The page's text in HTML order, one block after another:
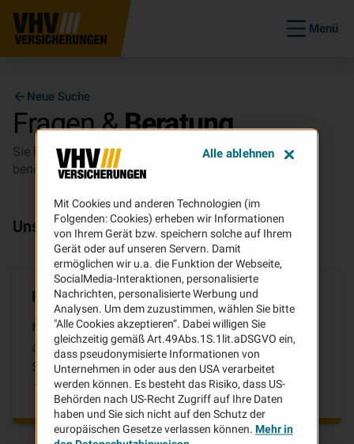
Menü
Neue Suche
Fragen &Beratung
Sie haben Fragen zu unseren Versicherungen oder
benötigen Beratung?
Unsere Services für Sie
Produktseiten auf vhv.de
Nutzen Sie unsere umfangreichen FAQ-Sammlung
auf vhv.de, um sich über unsere Produkte und
Services zu informieren.
FAQ-Center auf vhv.de
Mit Cookies und anderen Technologien (im
Folgenden: Cookies) erheben wir Informationen
von Ihrem Gerät bzw. speichern solche auf Ihrem
Gerät oder auf unseren Servern. Damit
ermöglichen wir u.a. die Funktion der Webseite,
SocialMedia-Interaktionen, personalisierte
Nachrichten, personalisierte Werbung und
Analysen. Um dem zuzustimmen, wählen Sie bitte
"Alle Cookies akzeptieren“. Dabei willigen Sie
gleichzeitig gemäß Art.49Abs.1S.1lit.aDSGVO ein,
dass pseudonymisierte Informationen von
Unternehmen in oder aus den USA verarbeitet
werden können. Es besteht das Risiko, dass US-
Behörden nach US-Recht Zugriff auf Ihre Daten
haben und Sie sich nicht auf den Schutz der
europäischen Gesetze verlassen können. Mehr in
Alle ablehnen